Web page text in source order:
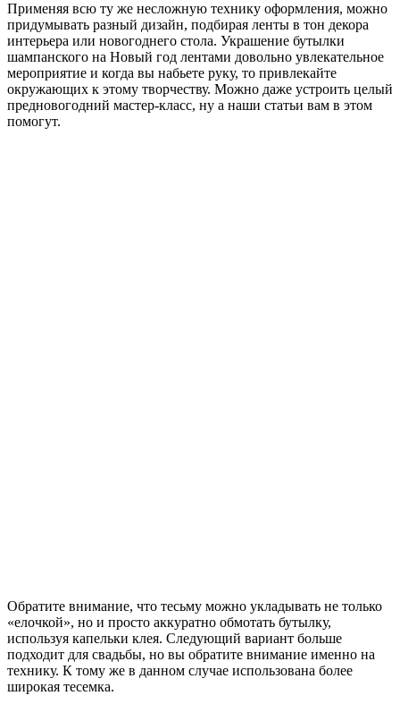
Применяя всю ту же несложную технику оформления, можно
придумывать разный дизайн, подбирая ленты в тон декора
интерьера или новогоднего стола. Украшение бутылки
шампанского на Новый год лентами довольно увлекательное
мероприятие и когда вы набьете руку, то привлекайте
окружающих к этому творчеству. Можно даже устроить целый
предновогодний мастер-класс, ну а наши статьи вам в этом
помогут.
Обратите внимание, что тесьму можно укладывать не только
«елочкой», но и просто аккуратно обмотать бутылку,
используя капельки клея. Следующий вариант больше
подходит для свадьбы, но вы обратите внимание именно на
технику. К тому же в данном случае использована более
широкая тесемка.